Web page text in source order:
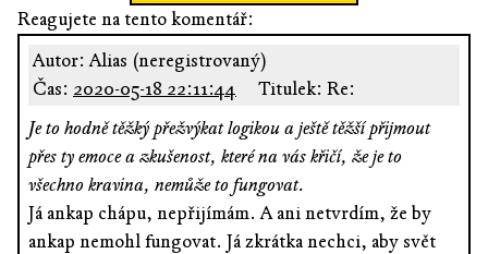
Reagujete na tento komentář:
Autor: Alias (neregistrovaný)
Čas: 2020-05-18 22:11:44
Titulek: Re:
Je to hodně těžký přežvýkat logikou a ještě těžší přijmout
přes ty emoce a zkušenost, které na vás křičí, že je to
všechno kravina, nemůže to fungovat.
Já ankap chápu, nepřijímám. A ani netvrdím, že by
ankap nemohl fungovat. Já zkrátka nechci, aby svět